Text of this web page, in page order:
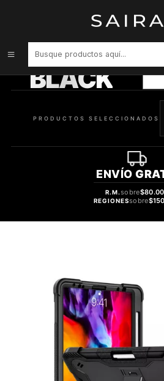
Carcasa Songz Ipad For Mini 6
BLACK
PRODUCTOS SELECCIONADOS
ENVÍO
R.M.sobre
REGIONESsobre